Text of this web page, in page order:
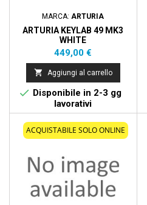
MARCA: ARTURIA
ARTURIA KEYLAB 49 MK3
WHITE
Prezzo
449,00 €
 Aggiungi al carrello
 Disponibile in 2-3 gg
lavorativi
ACQUISTABILE SOLO ONLINE